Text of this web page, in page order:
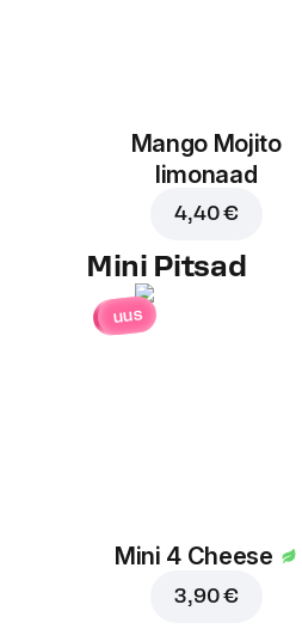
Mango Mojito
limonaad
4,40 €
Mini Pitsad
uus
Mini 4 Cheese
3,90 €